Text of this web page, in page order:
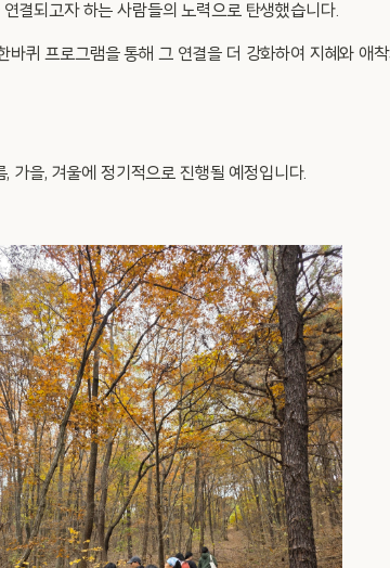
결되고자 하는 사람들의 노력으로 탄생했습니다.
바퀴 프로그램을 통해 그 연결을 더 강화하여 지혜와 애
가을, 겨울에 정기적으로 진행될 예정입니다.